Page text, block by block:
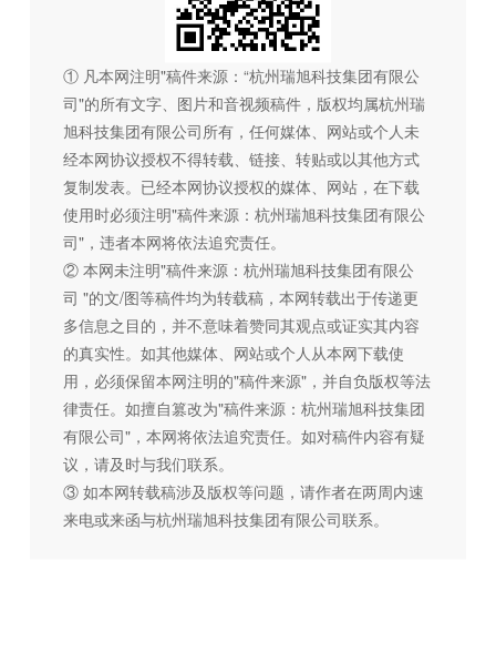
① 凡本网注明"稿件来源：“杭州瑞旭科技集团有限公
司"的所有文字、图片和音视频稿件，版权均属杭州瑞
旭科技集团有限公司所有，任何媒体、网站或个人未
经本网协议授权不得转载、链接、转贴或以其他方式
复制发表。已经本网协议授权的媒体、网站，在下载
使用时必须注明"稿件来源：杭州瑞旭科技集团有限公
司"，违者本网将依法追究责任。
② 本网未注明"稿件来源：杭州瑞旭科技集团有限公
司 "的文/图等稿件均为转载稿，本网转载出于传递更
多信息之目的，并不意味着赞同其观点或证实其内容
的真实性。如其他媒体、网站或个人从本网下载使
用，必须保留本网注明的"稿件来源"，并自负版权等法
律责任。如擅自篡改为"稿件来源：杭州瑞旭科技集团
有限公司"，本网将依法追究责任。如对稿件内容有疑
议，请及时与我们联系。
③ 如本网转载稿涉及版权等问题，请作者在两周内速
来电或来函与杭州瑞旭科技集团有限公司联系。